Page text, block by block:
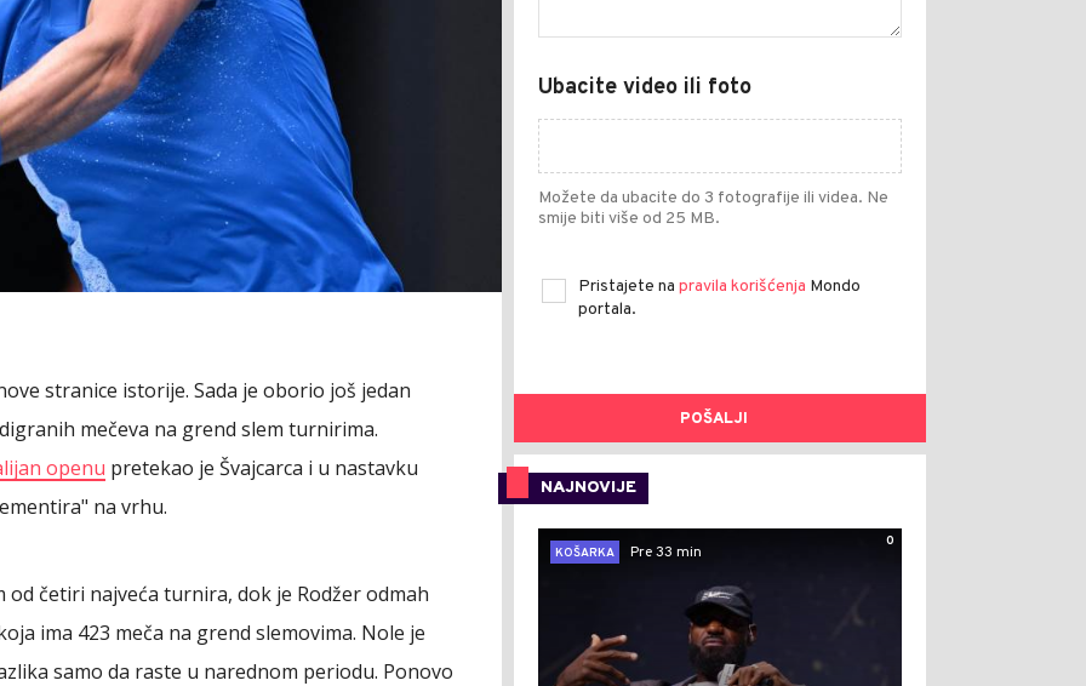
stranice istorije. Sada je oborio još jedan
mečeva na grend slem turnirima.
openu pretekao je Švajcarca i u nastavku
na vrhu.
od četiri najveća turnira, dok je Rodžer odmah
ima 423 meča na grend slemovima. Nole je
samo da raste u narednom periodu. Ponovo
Ubacite video ili foto
Možete da ubacite do 3 fotografije ili videa. Ne
smije biti više od 25 MB.
Pristajete na pravila korišćenja Mondo
portala.
POŠALJI
NAJNOVIJE
0
KOŠARKA
Pre 33 min